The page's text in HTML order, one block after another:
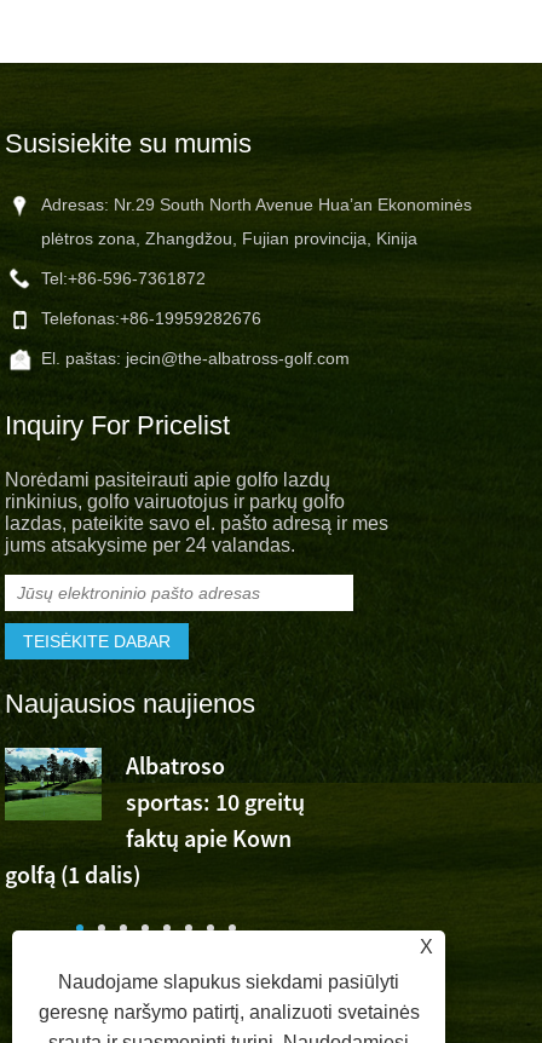
Susisiekite su mumis
Adresas: Nr.29 South North Avenue Hua’an Ekonominės
plėtros zona, Zhangdžou, Fujian provincija, Kinija
Tel:+86-596-7361872
Telefonas:+86-19959282676
El. paštas: jecin@the-albatross-golf.com
Inquiry For Pricelist
Norėdami pasiteirauti apie golfo lazdų
rinkinius, golfo vairuotojus ir parkų golfo
lazdas, pateikite savo el. pašto adresą ir mes
jums atsakysime per 24 valandas.
Naujausios naujienos
Albatroso
sportas: 10 greitų
faktų apie Kown
golfą (1 dalis)
Albatroso
X
Naudojame slapukus siekdami pasiūlyti
geresnę naršymo patirtį, analizuoti svetainės